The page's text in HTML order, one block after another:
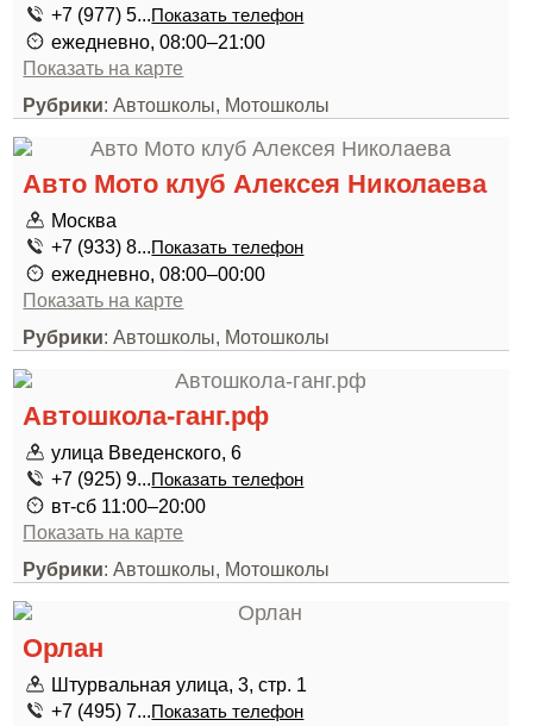
+7 (977) 5...Показать телефон
ежедневно, 08:00–21:00
Показать на карте
Рубрики: Автошколы, Мотошколы
Авто Мото клуб Алексея Николаева
Москва
+7 (933) 8...Показать телефон
ежедневно, 08:00–00:00
Показать на карте
Рубрики: Автошколы, Мотошколы
Автошкола-ганг.рф
улица Введенского, 6
+7 (925) 9...Показать телефон
вт-сб 11:00–20:00
Показать на карте
Рубрики: Автошколы, Мотошколы
Орлан
Штурвальная улица, 3, стр. 1
+7 (495) 7...Показать телефон